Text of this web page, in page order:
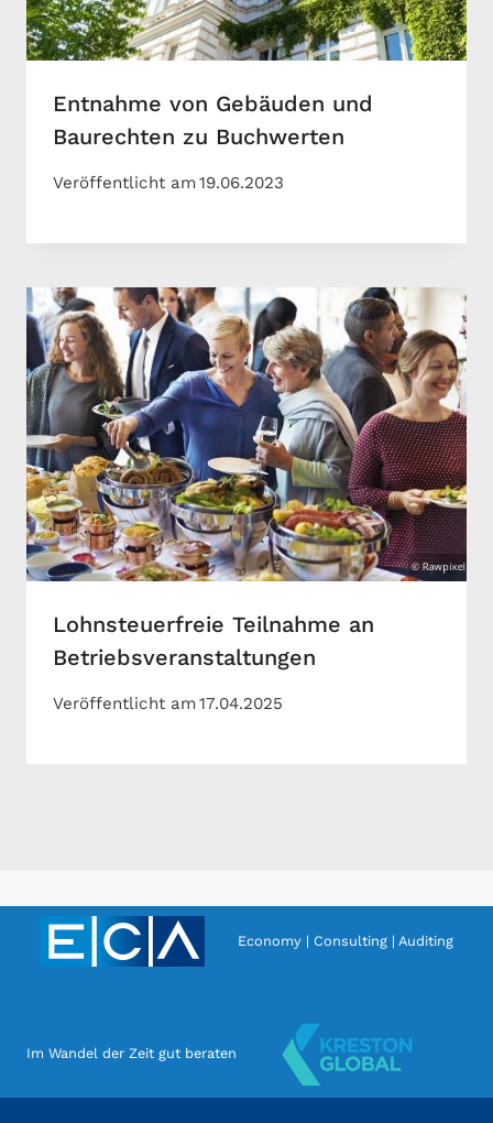
Entnahme von Gebäuden und
Baurechten zu Buchwerten
Veröffentlicht am19.06.2023
Lohnsteuerfreie Teilnahme an
Betriebsveranstaltungen
Veröffentlicht am17.04.2025
Economy | Consulting | Auditing
Im Wandel der Zeit gut beraten